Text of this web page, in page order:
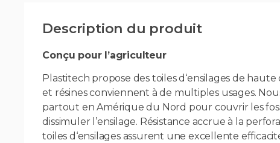
Description du produit
Conçu pour l’agriculteur
Plastitech propose des toiles d‘ensilages de
et résines conviennent à de multiples usages.
partout en Amérique du Nord pour couvrir les
dissimuler l’ensilage. Résistance accrue à la
toiles d‘ensilages assurent une excellente